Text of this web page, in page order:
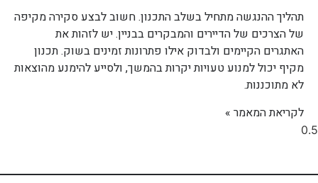
תהליך ההנגשה מתחיל בשלב התכנון. חשוב לבצע סקירה מקיפה
של הצרכים של הדיירים והמבקרים בבניין. יש לזהות את
האתגרים הקיימים ולבדוק אילו פתרונות זמינים בשוק. תכנון
מקיף יכול למנוע טעויות יקרות בהמשך, ולסייע להימנע מהוצאות
לא מתוכננות.
לקריאת המאמר »